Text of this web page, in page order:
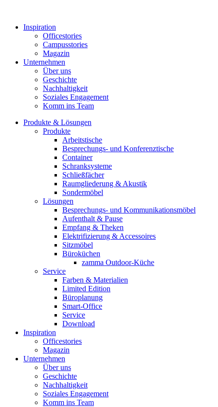
Inspiration
Officestories
Campusstories
Magazin
Unternehmen
Über uns
Geschichte
Nachhaltigkeit
Soziales Engagement
Komm ins Team
Produkte & Lösungen
Produkte
Arbeitstische
Besprechungs- und Konferenztische
Container
Schranksysteme
Schließfächer
Raumgliederung & Akustik
Sondermöbel
Lösungen
Besprechungs- und Kommunikationsmöbel
Aufenthalt & Pause
Empfang & Theken
Elektrifizierung & Accessoires
Sitzmöbel
Büroküchen
zamma Outdoor-Küche
Service
Farben & Materialien
Limited Edition
Büroplanung
Smart-Office
Service
Download
Inspiration
Officestories
Magazin
Unternehmen
Über uns
Geschichte
Nachhaltigkeit
Soziales Engagement
Komm ins Team